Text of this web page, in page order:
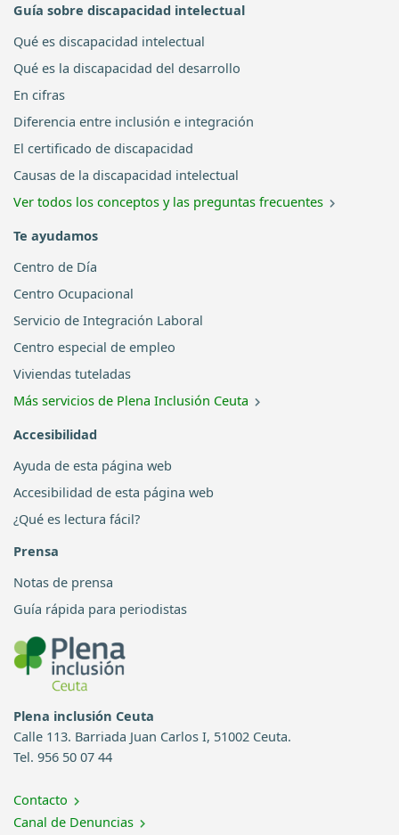
Guía sobre discapacidad intelectual
Qué es discapacidad intelectual
Qué es la discapacidad del desarrollo
En cifras
Diferencia entre inclusión e integración
El certificado de discapacidad
Causas de la discapacidad intelectual
Ver todos los conceptos y las preguntas frecuentes
Te ayudamos
Centro de Día
Centro Ocupacional
Servicio de Integración Laboral
Centro especial de empleo
Viviendas tuteladas
Más servicios de Plena Inclusión Ceuta
Accesibilidad
Ayuda de esta página web
Accesibilidad de esta página web
¿Qué es lectura fácil?
Prensa
Notas de prensa
Guía rápida para periodistas
Plena inclusión Ceuta
Calle 113. Barriada Juan Carlos I, 51002 Ceuta.
Tel. 956 50 07 44
Contacto
Canal de Denuncias